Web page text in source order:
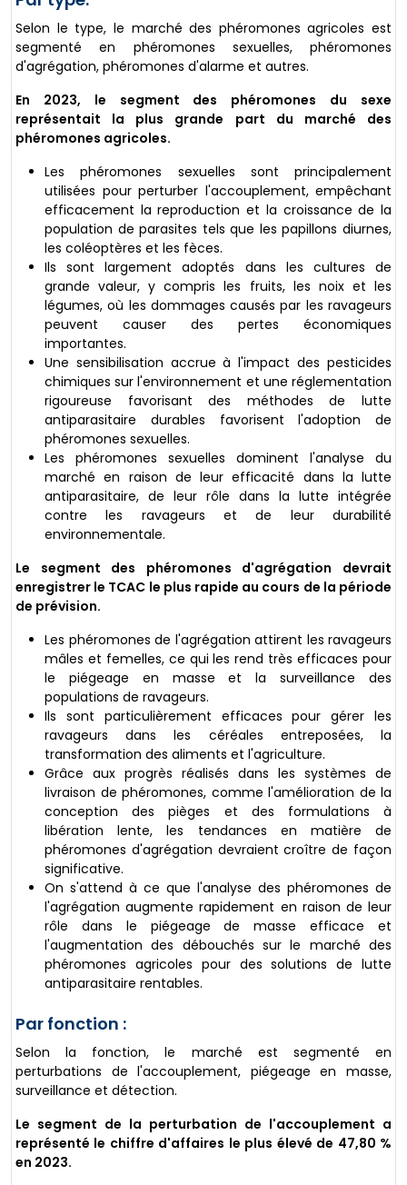
Selon le type, le marché des phéromones agricoles est
segmenté en phéromones sexuelles, phéromones
d'agrégation, phéromones d'alarme et autres.
En 2023, le segment des phéromones du sexe
représentait la plus grande part du marché des
phéromones agricoles.
Les phéromones sexuelles sont principalement
utilisées pour perturber l'accouplement, empêchant
efficacement la reproduction et la croissance de la
population de parasites tels que les papillons diurnes,
les coléoptères et les fèces.
Ils sont largement adoptés dans les cultures de
grande valeur, y compris les fruits, les noix et les
légumes, où les dommages causés par les ravageurs
peuvent causer des pertes économiques
importantes.
Une sensibilisation accrue à l'impact des pesticides
chimiques sur l'environnement et une réglementation
rigoureuse favorisant des méthodes de lutte
antiparasitaire durables favorisent l'adoption de
phéromones sexuelles.
Les phéromones sexuelles dominent l'analyse du
marché en raison de leur efficacité dans la lutte
antiparasitaire, de leur rôle dans la lutte intégrée
contre les ravageurs et de leur durabilité
environnementale.
Le segment des phéromones d'agrégation devrait
enregistrer le TCAC le plus rapide au cours de la période
de prévision.
Les phéromones de l'agrégation attirent les ravageurs
mâles et femelles, ce qui les rend très efficaces pour
le piégeage en masse et la surveillance des
populations de ravageurs.
Ils sont particulièrement efficaces pour gérer les
ravageurs dans les céréales entreposées, la
transformation des aliments et l'agriculture.
Grâce aux progrès réalisés dans les systèmes de
livraison de phéromones, comme l'amélioration de la
conception des pièges et des formulations à
libération lente, les tendances en matière de
phéromones d'agrégation devraient croître de façon
significative.
On s'attend à ce que l'analyse des phéromones de
l'agrégation augmente rapidement en raison de leur
rôle dans le piégeage de masse efficace et
l'augmentation des débouchés sur le marché des
phéromones agricoles pour des solutions de lutte
antiparasitaire rentables.
Par fonction :
Selon la fonction, le marché est segmenté en
perturbations de l'accouplement, piégeage en masse,
surveillance et détection.
Le segment de la perturbation de l'accouplement a
représenté le chiffre d'affaires le plus élevé de 47,80 %
en 2023.